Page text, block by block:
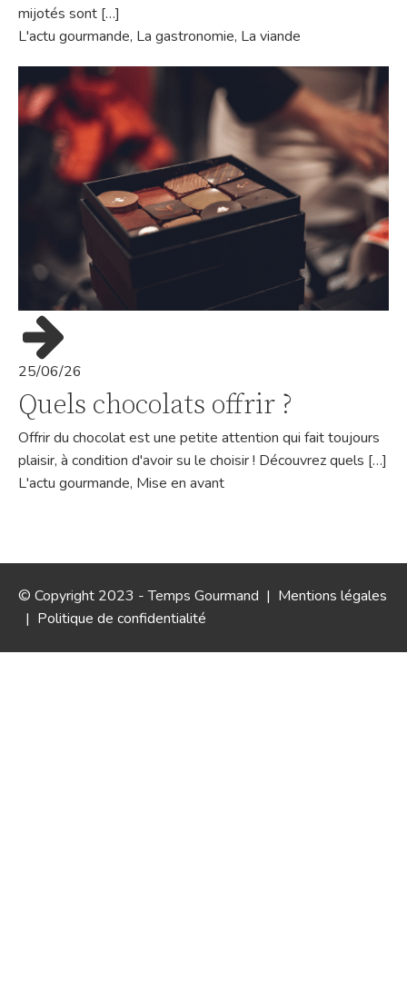
mijotés sont […]
L'actu gourmande, La gastronomie, La viande
25/06/26
Quels chocolats offrir ?
Offrir du chocolat est une petite attention qui fait toujours
plaisir, à condition d'avoir su le choisir ! Découvrez quels […]
L'actu gourmande, Mise en avant
© Copyright 2023 - Temps Gourmand | Mentions légales
| Politique de confidentialité